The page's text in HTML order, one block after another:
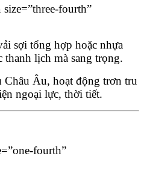
fourth”
sợi tổng hợp hoặc nhựa
thanh lịch mà sang trọng.
Châu Âu, hoạt động trơn tru
ngoại lực, thời tiết.
fourth”